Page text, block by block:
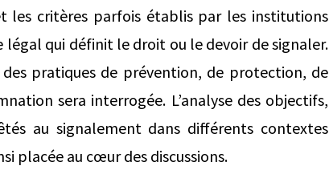
les critères parfois établis par les institutions
qui définit le droit ou le devoir de signaler.
pratiques de prévention, de protection, de
sera interrogée. L’analyse des objectifs,
au signalement dans différents contextes
placée au cœur des discussions.